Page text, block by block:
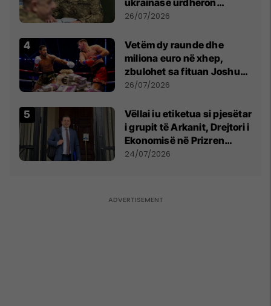
kontroll të madh
26/07/2026
Vetëm dy raunde dhe
miliona euro në xhep,
zbulohet sa fituan Joshua
e Prenga
26/07/2026
Vëllai iu etiketua si pjesëtar
i grupit të Arkanit, Drejtori i
Ekonomisë në Prizren
mohon pretendimet
24/07/2026